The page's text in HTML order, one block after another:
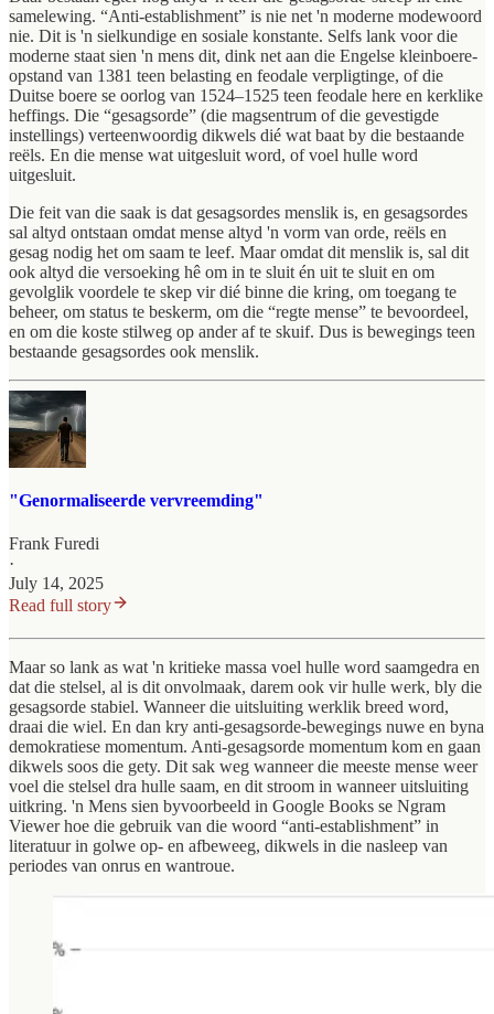
samelewing. “Anti-establishment” is nie net 'n moderne modewoord
nie. Dit is 'n sielkundige en sosiale konstante. Selfs lank voor die
moderne staat sien 'n mens dit, dink net aan die Engelse kleinboere-
opstand van 1381 teen belasting en feodale verpligtinge, of die
Duitse boere se oorlog van 1524–1525 teen feodale here en kerklike
heffings. Die “gesagsorde” (die magsentrum of die gevestigde
instellings) verteenwoordig dikwels dié wat baat by die bestaande
reëls. En die mense wat uitgesluit word, of voel hulle word
uitgesluit.
Die feit van die saak is dat gesagsordes menslik is, en gesagsordes
sal altyd ontstaan omdat mense altyd 'n vorm van orde, reëls en
gesag nodig het om saam te leef. Maar omdat dit menslik is, sal dit
ook altyd die versoeking hê om in te sluit én uit te sluit en om
gevolglik voordele te skep vir dié binne die kring, om toegang te
beheer, om status te beskerm, om die “regte mense” te bevoordeel,
en om die koste stilweg op ander af te skuif. Dus is bewegings teen
bestaande gesagsordes ook menslik.
"Genormaliseerde vervreemding"
Frank Furedi
·
July 14, 2025
Read full story
Maar so lank as wat 'n kritieke massa voel hulle word saamgedra en
dat die stelsel, al is dit onvolmaak, darem ook vir hulle werk, bly die
gesagsorde stabiel. Wanneer die uitsluiting werklik breed word,
draai die wiel. En dan kry anti-gesagsorde-bewegings nuwe en byna
demokratiese momentum. Anti-gesagsorde momentum kom en gaan
dikwels soos die gety. Dit sak weg wanneer die meeste mense weer
voel die stelsel dra hulle saam, en dit stroom in wanneer uitsluiting
uitkring. 'n Mens sien byvoorbeeld in Google Books se Ngram
Viewer hoe die gebruik van die woord “anti-establishment” in
literatuur in golwe op- en afbeweeg, dikwels in die nasleep van
periodes van onrus en wantroue.